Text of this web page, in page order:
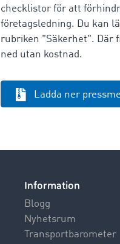
checklistor för att
företagsledning. Du kan
rubriken "Säkerhet". Där
ned utan kostnad.
Ladda ner
Information
Blogg
Nyhetsrum
Transportbarometer